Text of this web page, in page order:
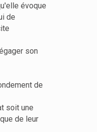
évoque
de
son
de
soit une
de leur